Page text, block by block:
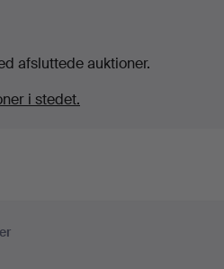
afsluttede auktioner.
i stedet.